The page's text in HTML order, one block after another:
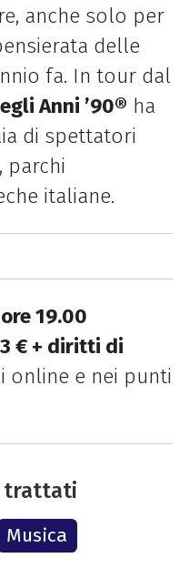
anche solo per
delle
fa. In tour dal
Anni ’90® ha
di spettatori
parchi
italiane.
19.00
€ + diritti di
online e nei punti
trattati
Musica